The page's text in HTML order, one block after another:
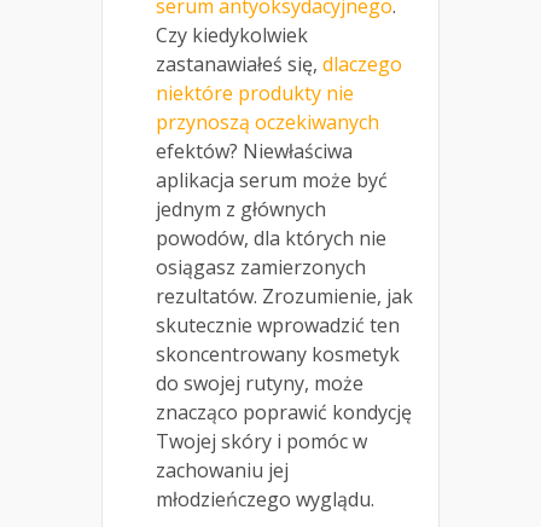
serum antyoksydacyjnego.
Czy kiedykolwiek
zastanawiałeś się, dlaczego
niektóre produkty nie
przynoszą oczekiwanych
efektów? Niewłaściwa
aplikacja serum może być
jednym z głównych
powodów, dla których nie
osiągasz zamierzonych
rezultatów. Zrozumienie, jak
skutecznie wprowadzić ten
skoncentrowany kosmetyk
do swojej rutyny, może
znacząco poprawić kondycję
Twojej skóry i pomóc w
zachowaniu jej
młodzieńczego wyglądu.